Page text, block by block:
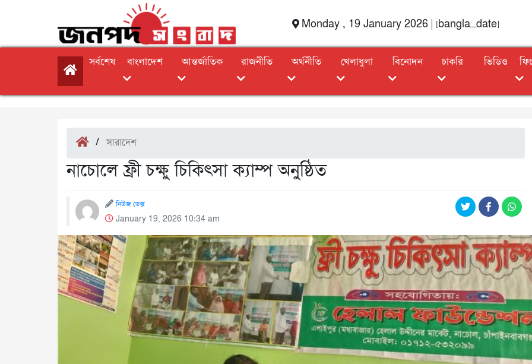
Monday , 19 January 2026 | [bangla_date]
সর্বশেষ বাংলাদেশ আন্তর্জাতিক রাজনীতি অর্থনীতি খেলাধুলা বিনোদন চাকরি ভিডিও
/সারাদেশ
নাচোলে ফ্রী চক্ষু চিকিৎসা ক্যাম্প অনুষ্ঠিত
নিউজ ডেক্স
January 19, 2026 10:34 am